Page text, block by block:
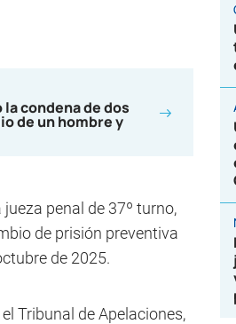
condena de dos
de un hombre y
penal de 37º turno,
de prisión preventiva
de 2025.
Tribunal de Apelaciones,